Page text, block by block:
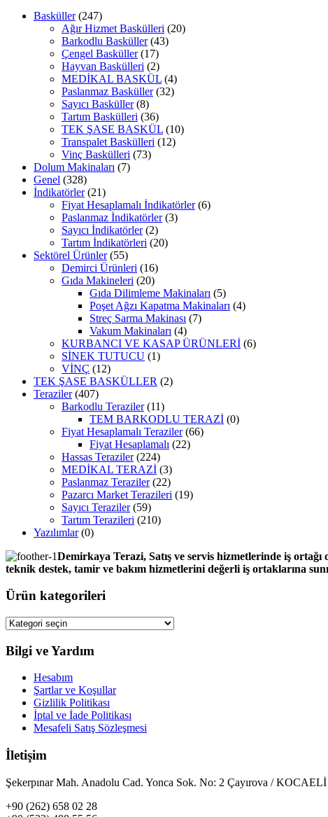
Basküller (247)
Ağır Hizmet Baskülleri (20)
Barkodlu Basküller (43)
Çengel Basküller (17)
Hayvan Baskülleri (2)
MEDİKAL BASKÜL (4)
Paslanmaz Basküller (32)
Sayıcı Basküller (8)
Tartım Baskülleri (36)
TEK ŞASE BASKÜL (10)
Transpalet Baskülleri (12)
Vinç Baskülleri (73)
Dolum Makinaları (7)
Genel (328)
İndikatörler (21)
Fiyat Hesaplamalı İndikatörler (6)
Paslanmaz İndikatörler (3)
Sayıcı İndikatörler (2)
Tartım İndikatörleri (20)
Sektörel Ürünler (55)
Demirci Ürünleri (16)
Gıda Makineleri (20)
Gıda Dilimleme Makinaları (5)
Poşet Ağzı Kapatma Makinaları (4)
Streç Sarma Makinası (7)
Vakum Makinaları (4)
KURBANCI VE KASAP ÜRÜNLERİ (6)
SİNEK TUTUCU (1)
VİNÇ (12)
TEK ŞASE BASKÜLLER (2)
Teraziler (407)
Barkodlu Teraziler (11)
TEM BARKODLU TERAZİ (0)
Fiyat Hesaplamalı Teraziler (66)
Fiyat Hesaplamalı (22)
Hassas Teraziler (224)
MEDİKAL TERAZİ (3)
Paslanmaz Teraziler (22)
Pazarcı Market Terazileri (19)
Sayıcı Teraziler (59)
Tartım Terazileri (210)
Yazılımlar (0)
Demirkaya Terazi, Satış ve servis hizmetlerinde iş
teknik destek, tamir ve bakım hizmetlerini değerli iş ortaklarına
Ürün kategorileri
Bilgi ve Yardım
Hesabım
Şartlar ve Koşullar
Gizlilik Politikası
İptal ve İade Politikası
Mesafeli Satış Sözleşmesi
İletişim
Şekerpınar Mah. Anadolu Cad. Yonca Sok. No: 2 Çayırova /
+90 (262) 658 02 28